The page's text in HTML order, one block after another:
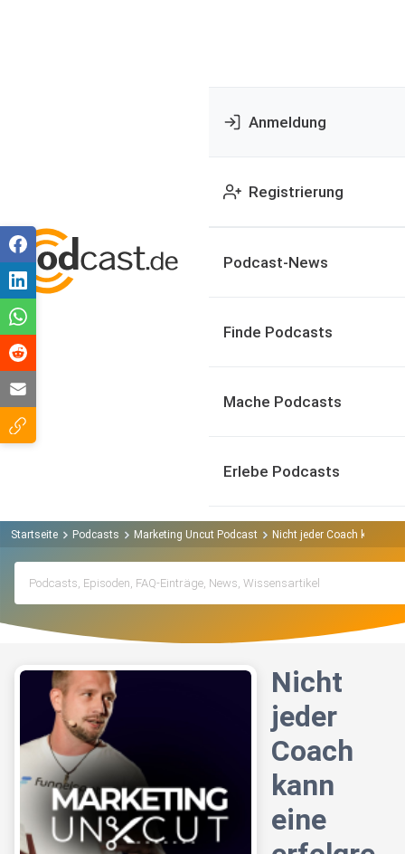
Anmeldung
Registrierung
Podcast-News
Finde Podcasts
Mache Podcasts
Erlebe Podcasts
Startseite Podcasts Marketing Uncut Podcast Nicht jeder Coach kann
Nicht
jeder
Coach
kann
eine